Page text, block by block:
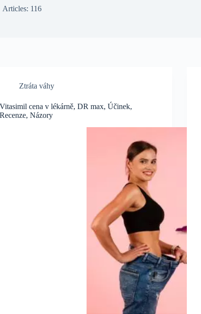
Articles: 116
Ztráta váhy
Vitasimil cena v lékárně, DR max, Účinek,
Recenze, Názory